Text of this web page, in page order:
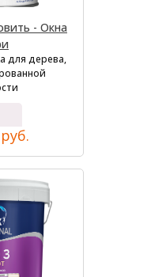
- Окна
для дерева,